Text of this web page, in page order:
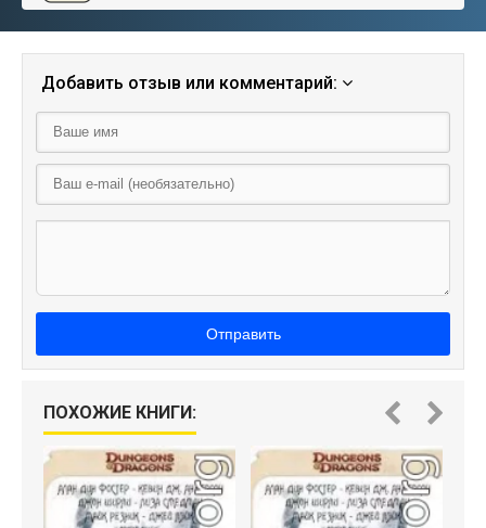
Добавить отзыв или комментарий:
Отправить
ПОХОЖИЕ КНИГИ: